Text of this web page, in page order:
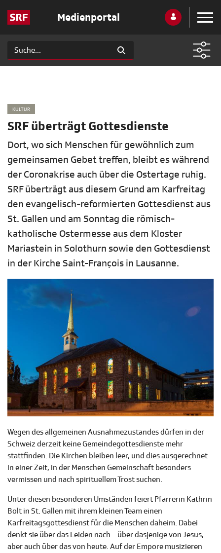
Medienportal
KULTUR
SRF überträgt Gottesdienste
Dort, wo sich Menschen für gewöhnlich zum
gemeinsamen Gebet treffen, bleibt es während
der Coronakrise auch über die Ostertage ruhig.
SRF überträgt aus diesem Grund am Karfreitag
den evangelisch-reformierten Gottesdienst aus
St. Gallen und am Sonntag die römisch-
katholische Ostermesse aus dem Kloster
Mariastein in Solothurn sowie den Gottesdienst
in der Kirche Saint-François in Lausanne.
Wegen des allgemeinen Ausnahmezustandes dürfen in der
Schweiz derzeit keine Gemeindegottesdienste mehr
stattfinden. Die Kirchen bleiben leer, und dies ausgerechnet
in einer Zeit, in der Menschen Gemeinschaft besonders
vermissen und nach spirituellem Trost suchen.
Unter diesen besonderen Umständen feiert Pfarrerin Kathrin
Bolt in St. Gallen mit ihrem kleinen Team einen
Karfreitagsgottesdienst für die Menschen daheim. Dabei
denkt sie über das Leiden nach – über dasjenige von Jesus,
aber auch über das von heute. Auf der Empore musizieren